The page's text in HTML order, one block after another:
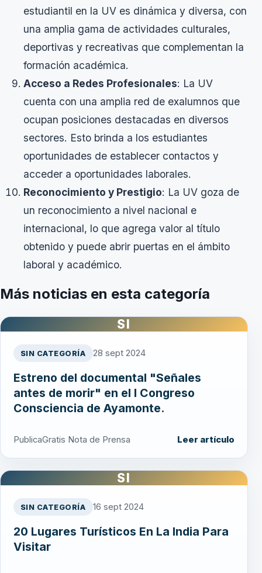
estudiantil en la UV es dinámica y diversa, con
una amplia gama de actividades culturales,
deportivas y recreativas que complementan la
formación académica.
Acceso a Redes Profesionales: La UV
cuenta con una amplia red de exalumnos que
ocupan posiciones destacadas en diversos
sectores. Esto brinda a los estudiantes
oportunidades de establecer contactos y
acceder a oportunidades laborales.
Reconocimiento y Prestigio: La UV goza de
un reconocimiento a nivel nacional e
internacional, lo que agrega valor al título
obtenido y puede abrir puertas en el ámbito
laboral y académico.
Más noticias en esta categoría
SI
SIN CATEGORÍA 28 sept 2024
Estreno del documental "Señales
antes de morir" en el I Congreso
Consciencia de Ayamonte.
PublicaGratis Nota de Prensa Leer artículo
SI
SIN CATEGORÍA 16 sept 2024
20 Lugares Turísticos En La India Para
Visitar